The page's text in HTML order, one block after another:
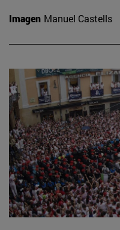
Imagen Manuel Castells